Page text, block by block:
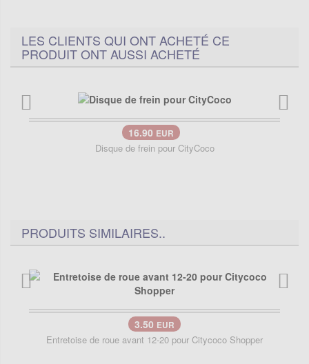
LES CLIENTS QUI ONT ACHETÉ CE
PRODUIT ONT AUSSI ACHETÉ
16.90 EUR
Disque de frein pour CityCoco
PRODUITS SIMILAIRES..
3.50 EUR
Entretoise de roue avant 12-20 pour Citycoco Shopper